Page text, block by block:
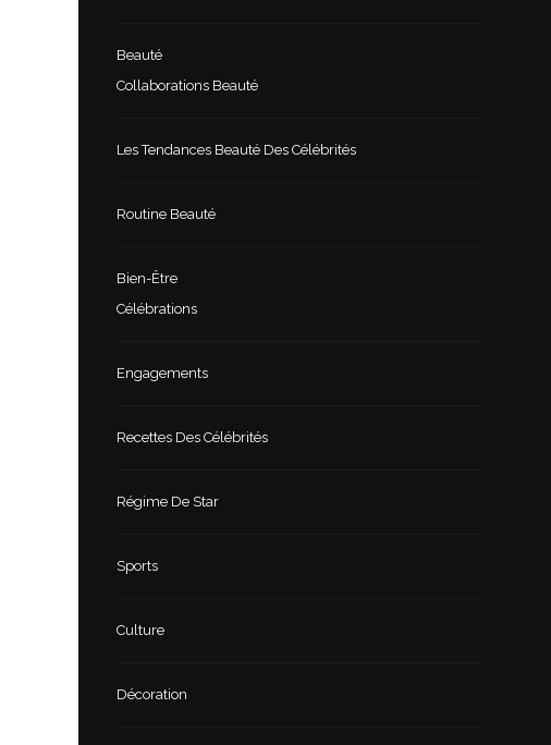
Beauté
Collaborations Beauté
Les Tendances Beauté Des Célébrités
Routine Beauté
Bien-Être
Célébrations
Engagements
Recettes Des Célébrités
Régime De Star
Sports
Culture
Décoration